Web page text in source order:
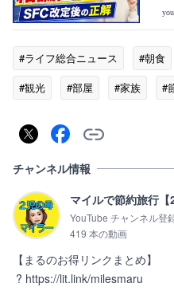
イ
#ライフ総合ニュース #朝食
#観光
#部屋 #家族 #
チャンネル情報
マイルで節約旅行【
YouTube チャンネル登
419 本の動画
【まるのお得リンクまとめ】
? https://lit.link/milesmaru